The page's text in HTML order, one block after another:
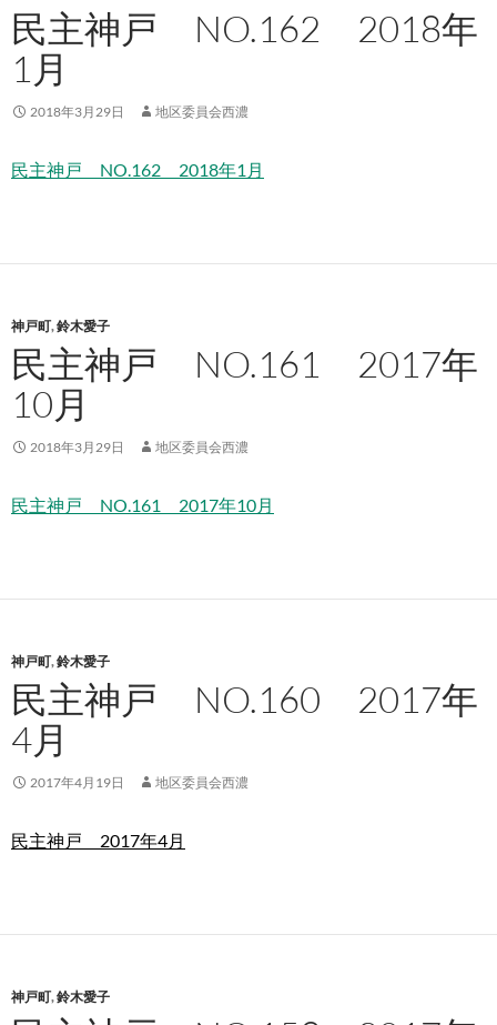
民主神戸 NO.162 2018年
1月
2018年3月29日 地区委員会西濃
民主神戸 NO.162 2018年1月
神戸町,鈴木愛子
民主神戸 NO.161 2017年
10月
2018年3月29日 地区委員会西濃
民主神戸 NO.161 2017年10月
神戸町,鈴木愛子
民主神戸 NO.160 2017年
4月
2017年4月19日 地区委員会西濃
民主神戸 2017年4月
神戸町,鈴木愛子